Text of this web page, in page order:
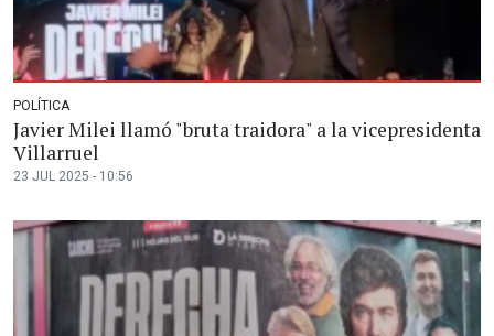
POLÍTICA
Javier Milei llamó "bruta traidora" a la vicepresidenta
Villarruel
23 JUL 2025 - 10:56